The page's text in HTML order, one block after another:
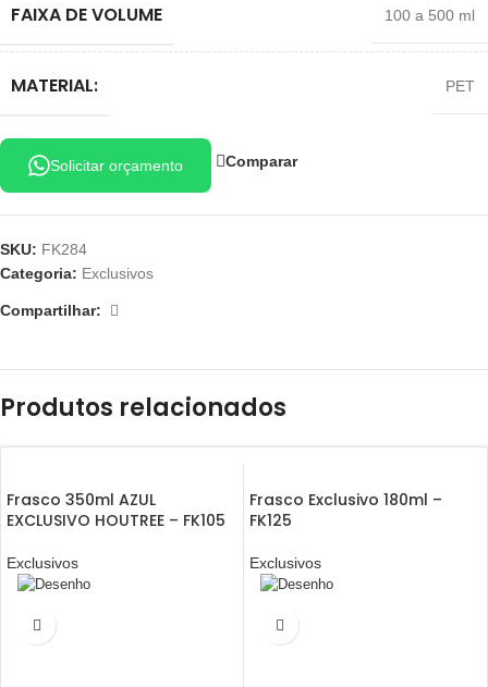
FAIXA DE VOLUME 100 a 500 ml
MATERIAL: PET
Solicitar orçamento Comparar
SKU: FK284
Categoria: Exclusivos
Compartilhar:
Produtos relacionados
Frasco 350ml AZUL
EXCLUSIVO HOUTREE – FK105
Exclusivos
Frasco Exclusivo 180ml –
FK125
Exclusivos